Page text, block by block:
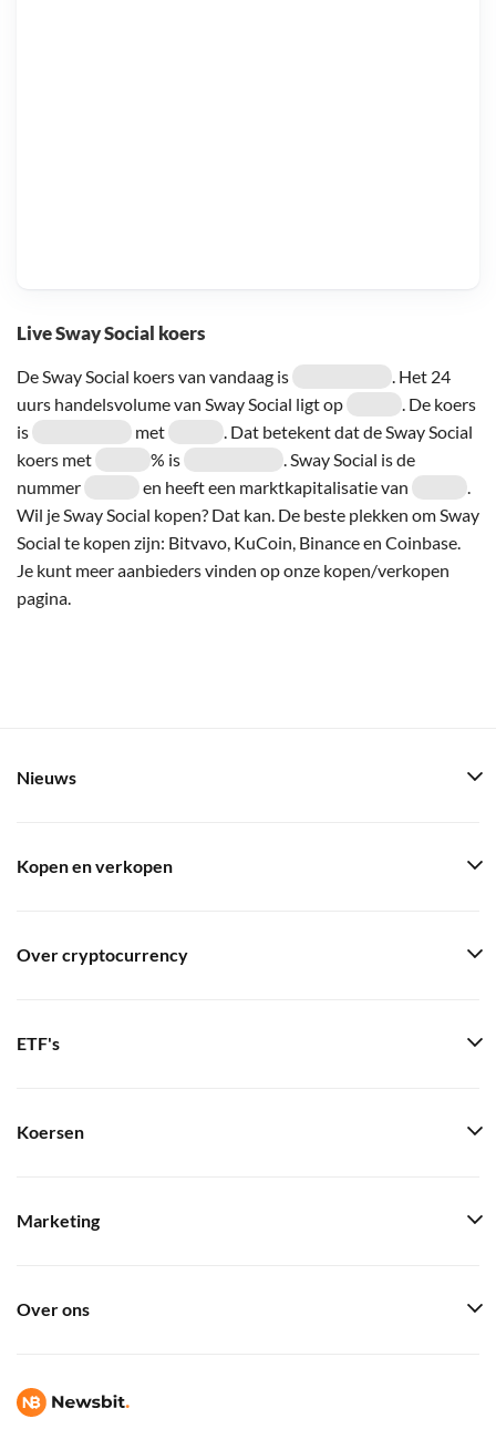
Live Sway Social koers
De Sway Social koers van vandaag is
. Het 24
uurs handelsvolume van Sway Social ligt op
. De koers
is
met
. Dat betekent dat de Sway Social
koers met
% is
. Sway Social is de
nummer
en heeft een marktkapitalisatie van
.
Wil je Sway Social kopen? Dat kan. De beste plekken om Sway
Social te kopen zijn: Bitvavo, KuCoin, Binance en Coinbase.
Je kunt meer aanbieders vinden op onze kopen/verkopen
pagina.
Nieuws
Kopen en verkopen
Over cryptocurrency
ETF's
Koersen
Marketing
Over ons